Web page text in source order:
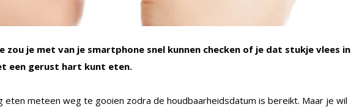
zou je met van je smartphone snel kunnen checken of je dat stukje vlees in
een gerust hart kunt eten.
eten meteen weg te gooien zodra de houdbaarheidsdatum is bereikt. Maar je wil